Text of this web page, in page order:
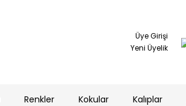
Üye Girişi
Yeni Üyelik
Renkler Kokular Kalıplar